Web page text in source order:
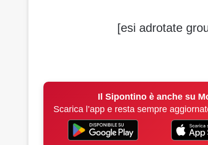
[esi adrotate
Il Sipontino è anche su
Scarica l’app e resta sempre